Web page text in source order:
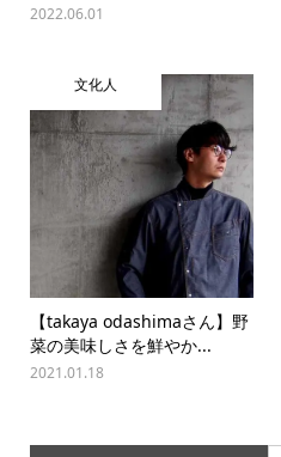
2022.06.01
文化人
【takaya odashimaさん】野
菜の美味しさを鮮やか...
2021.01.18